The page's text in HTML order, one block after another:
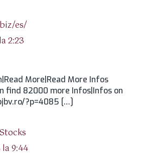
es/spune:
2:23
More|Read More Infos
find 82000 more Infos|Infos on
?p=4085 […]
9:44